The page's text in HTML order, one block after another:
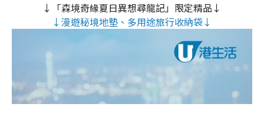
↓「森境奇緣夏日異想尋龍記」限定精品↓
↓漫遊秘境地墊、多用途旅行收納袋↓